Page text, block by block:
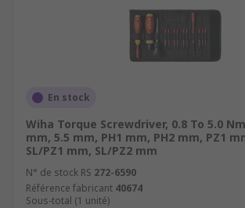
En stock
Wiha Torque Screwdriver, 0.8 To 5.0
mm, 5.5 mm, PH1 mm, PH2 mm, PZ1
SL/PZ1 mm, SL/PZ2 mm
N° de stock RS 272-6590
Référence fabricant 40674
Sous-total (1 unité)